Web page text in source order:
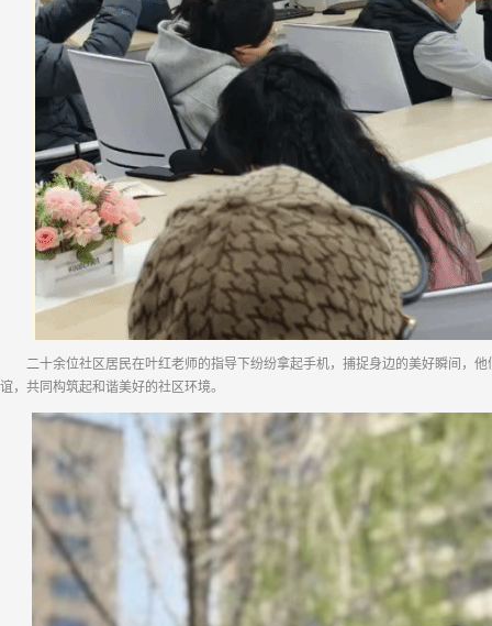
二十余位社区居民在叶红老师的指导下纷纷拿起手机，捕捉身边的美好瞬间，
谊，共同构筑起和谐美好的社区环境。